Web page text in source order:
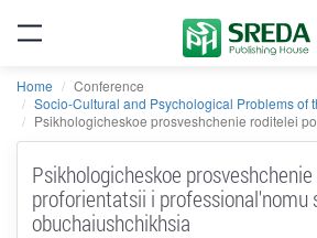
Home
Conference
Socio-Cultural and Psychological Problems of
Psikhologicheskoe prosveshchenie roditelei
Psikhologicheskoe
proforientatsii i professional'nomu
obuchaiushchikhsia